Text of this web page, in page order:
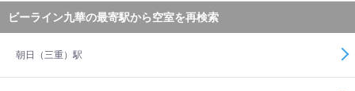
ビーライン九華の最寄駅から空室を再検索
朝日（三重）駅